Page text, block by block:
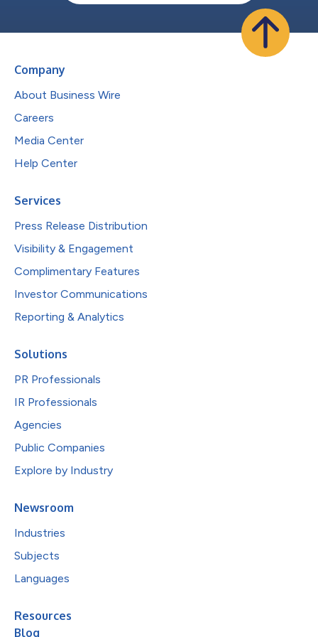
Company
About Business Wire
Careers
Media Center
Help Center
Services
Press Release Distribution
Visibility & Engagement
Complimentary Features
Investor Communications
Reporting & Analytics
Solutions
PR Professionals
IR Professionals
Agencies
Public Companies
Explore by Industry
Newsroom
Industries
Subjects
Languages
Resources
Blog